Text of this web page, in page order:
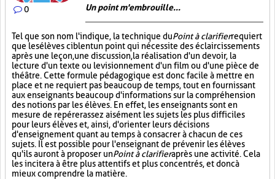
0 Un point m'embrouille...
Tel que son nom l'indique, la technique duPoint à clarifierrequiert
que les élèves ciblent un point qui nécessite des éclaircissements
après une leçon, une discussion, la réalisation d'un devoir, la
lecture d'un texte ou le visionnement d'un film ou d'une pièce de
théâtre. Cette formule pédagogique est donc facile à mettre en
place et ne requiert pas beaucoup de temps, tout en fournissant
aux enseignants beaucoup d'informations sur la compréhension
des notions par les élèves. En effet, les enseignants sont en
mesure de repérer assez aisément les sujets les plus difficiles
pour leurs élèves et, ainsi, d'orienter leurs décisions
d'enseignement quant au temps à consacrer à chacun de ces
sujets. Il est possible pour l'enseignant de prévenir les élèves
qu'ils auront à proposer unPoint à clarifieraprès une activité. Cela
les incitera à être plus attentifs et plus concentrés, et donc à
mieux comprendre la matière.